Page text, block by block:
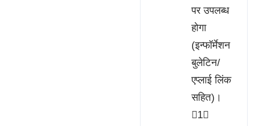
पर उपलब्ध
होगा
(इन्फॉर्मेशन
बुलेटिन/
एप्लाई लिंक
सहित)।
1